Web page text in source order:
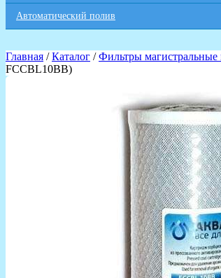
Автоматический полив
Главная /Каталог /Фильтры магистральные
FCCBL10BB)